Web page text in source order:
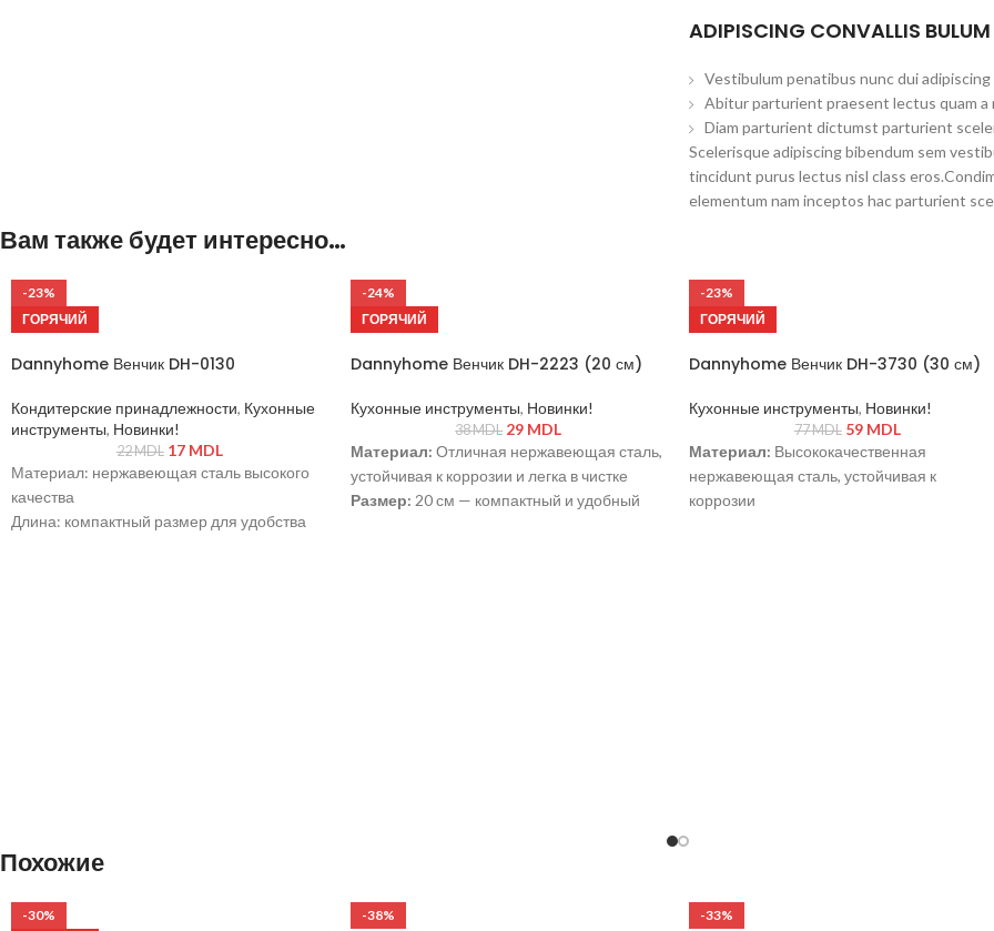
ADIPISCING CONVALLIS BULUM
Vestibulum penatibus nunc dui
Abitur parturient praesent lectus quam a
Diam parturient dictumst parturient
Scelerisque adipiscing bibendum sem
tincidunt purus lectus nisl class
elementum nam inceptos hac parturient
Вам также будет интересно…
-23%
ГОРЯЧИЙ
Dannyhome Венчик DH-0130
Кондитерские принадлежности, Кухонные
инструменты, Новинки!
22MDL 17 MDL
Материал: нержавеющая сталь высокого
качества
Длина: компактный размер для удобства
-24%
ГОРЯЧИЙ
Dannyhome Венчик DH-2223 (20 см)
Кухонные инструменты, Новинки!
38MDL 29 MDL
Материал: Отличная нержавеющая сталь,
устойчивая к коррозии и легка в чистке
Размер: 20 см — компактный и удобный
-23%
ГОРЯЧИЙ
Dannyhome Венчик DH-3730 (30 см)
Кухонные инструменты, Новинки!
77MDL 59 MDL
Материал: Высококачественная
нержавеющая сталь, устойчивая к
коррозии
Похожие
-30%
-38% -33%